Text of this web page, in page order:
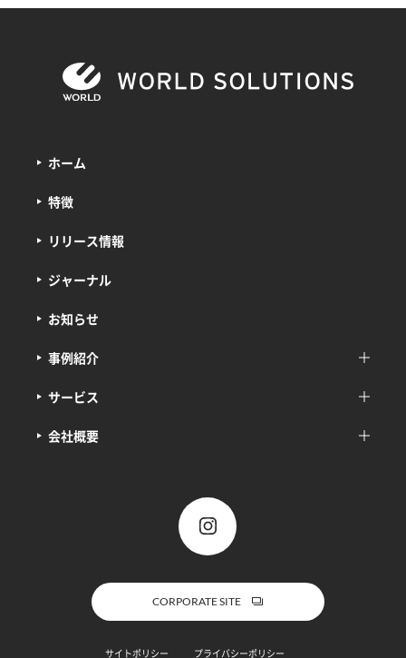
ホーム
特徴
サービス
事例紹介
会社概要
リリース情報
ジャーナル
お知らせ
CORPORATE SITE
サイトポリシー プライバシーポリシー